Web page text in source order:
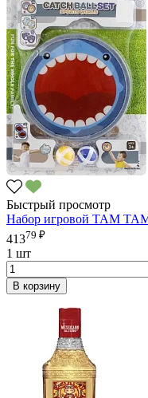
Быстрый просмотр
Набор игровой ТАМ ТАМ
41379 ₽
1 шт
В корзину